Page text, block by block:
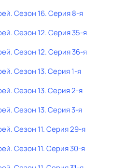
. Сезон 16. Серия 8-я
. Сезон 12. Серия 35-я
. Сезон 12. Серия 36-я
. Сезон 13. Серия 1-я
. Сезон 13. Серия 2-я
. Сезон 13. Серия 3-я
. Сезон 11. Серия 29-я
. Сезон 11. Серия 30-я